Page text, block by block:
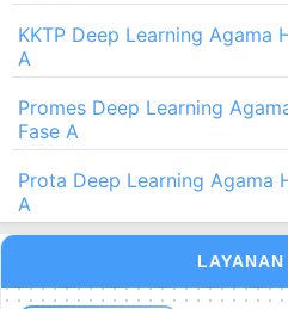
KKTP Deep Learning Agama
A
Promes Deep Learning
Fase A
Prota Deep Learning Agama
A